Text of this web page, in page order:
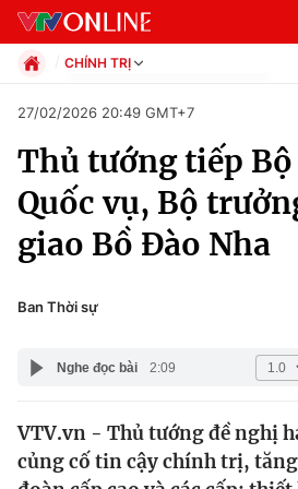
Chuyên mục
Chính trị
Thế giới
CHÍNH TRỊ
Xã hội
Pháp luật
Kinh tế
Thể thao
Truyền hình
Đời sống
Giáo dục
27/02/2026 20:49 GMT+7
Thủ tướng tiếp
Quốc vụ, Bộ
giao Bồ Đào Nha
Ban Thời sự
Nghe đọc bài 2:09
VTV.vn - Thủ tướng đề nghị
củng cố tin cậy chính trị,